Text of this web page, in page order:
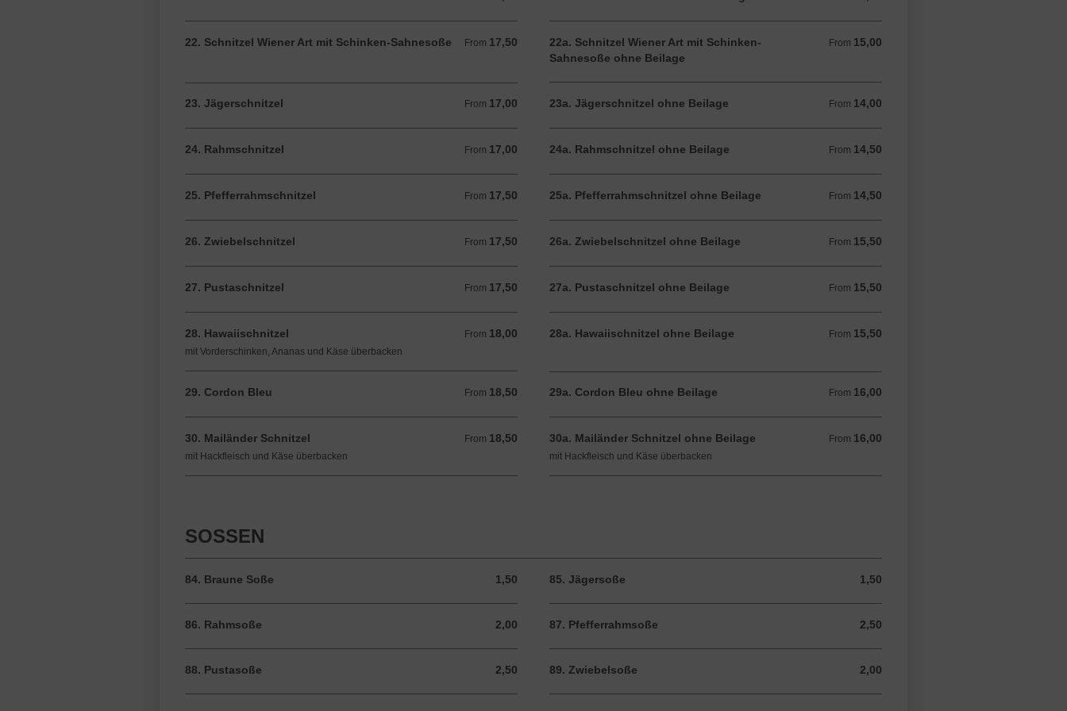
22. Schnitzel Wiener Art mit Schinken-Sahnesoße From 17,50
From 17,50 EUR
22a. Schnitzel Wiener Art mit Schinken-
Sahnesoße ohne Beilage
From 15,00
From 15,00 EUR
23. Jägerschnitzel From 17,00
From 17,00 EUR 23a. Jägerschnitzel ohne Beilage From 14,00
From 14,00 EUR
24. Rahmschnitzel From 17,00
From 17,00 EUR 24a. Rahmschnitzel ohne Beilage From 14,50
From 14,50 EUR
25. Pfefferrahmschnitzel From 17,50
From 17,50 EUR 25a. Pfefferrahmschnitzel ohne Beilage From 14,50
From 14,50 EUR
26. Zwiebelschnitzel From 17,50
From 17,50 EUR 26a. Zwiebelschnitzel ohne Beilage From 15,50
From 15,50 EUR
27. Pustaschnitzel From 17,50
From 17,50 EUR 27a. Pustaschnitzel ohne Beilage From 15,50
From 15,50 EUR
28. Hawaiischnitzel From 18,00
From 18,00 EUR
mit Vorderschinken, Ananas und Käse überbacken
28a. Hawaiischnitzel ohne Beilage From 15,50
From 15,50 EUR
29. Cordon Bleu From 18,50
From 18,50 EUR 29a. Cordon Bleu ohne Beilage From 16,00
From 16,00 EUR
30. Mailänder Schnitzel From 18,50
From 18,50 EUR
mit Hackfleisch und Käse überbacken
30a. Mailänder Schnitzel ohne Beilage From 16,00
From 16,00 EUR
mit Hackfleisch und Käse überbacken
SOSSEN
84. Braune Soße 1,50
1,50 EUR 85. Jägersoße 1,50
1,50 EUR
86. Rahmsoße 2,00
2,00 EUR 87. Pfefferrahmsoße 2,50
2,50 EUR
88. Pustasoße 2,50
2,50 EUR 89. Zwiebelsoße 2,00
2,00 EUR